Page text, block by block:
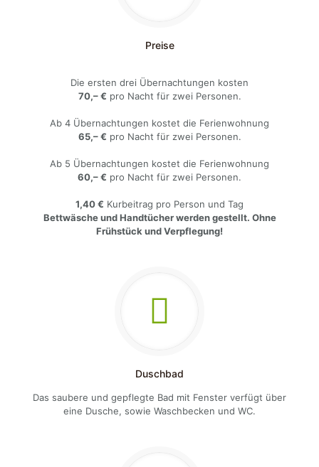
Preise
Die ersten drei Übernachtungen kosten
70,– € pro Nacht für zwei Personen.
Ab 4 Übernachtungen kostet die Ferienwohnung
65,– € pro Nacht für zwei Personen.
Ab 5 Übernachtungen kostet die Ferienwohnung
60,– € pro Nacht für zwei Personen.
1,40 € Kurbeitrag pro Person und Tag
Bettwäsche und Handtücher werden gestellt. Ohne
Frühstück und Verpflegung!
Duschbad
Das saubere und gepflegte Bad mit Fenster verfügt über
eine Dusche, sowie Waschbecken und WC.